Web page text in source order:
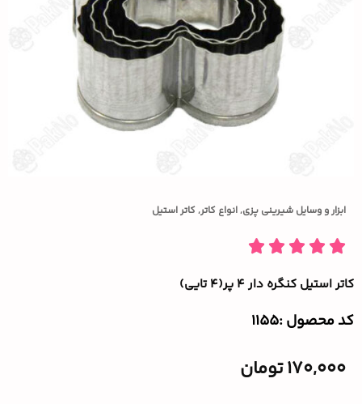
ابزار و وسایل شیرینی پزی,انواع کاتر,کاتر استیل
کاتر استیل کنگره دار ۴ پر(۴ تایی)
کد محصول :‌1155
170,000تومان